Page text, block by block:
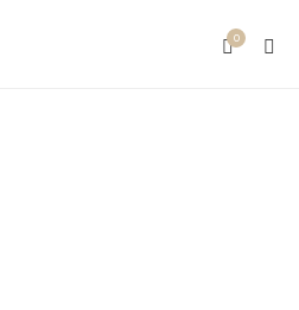
0